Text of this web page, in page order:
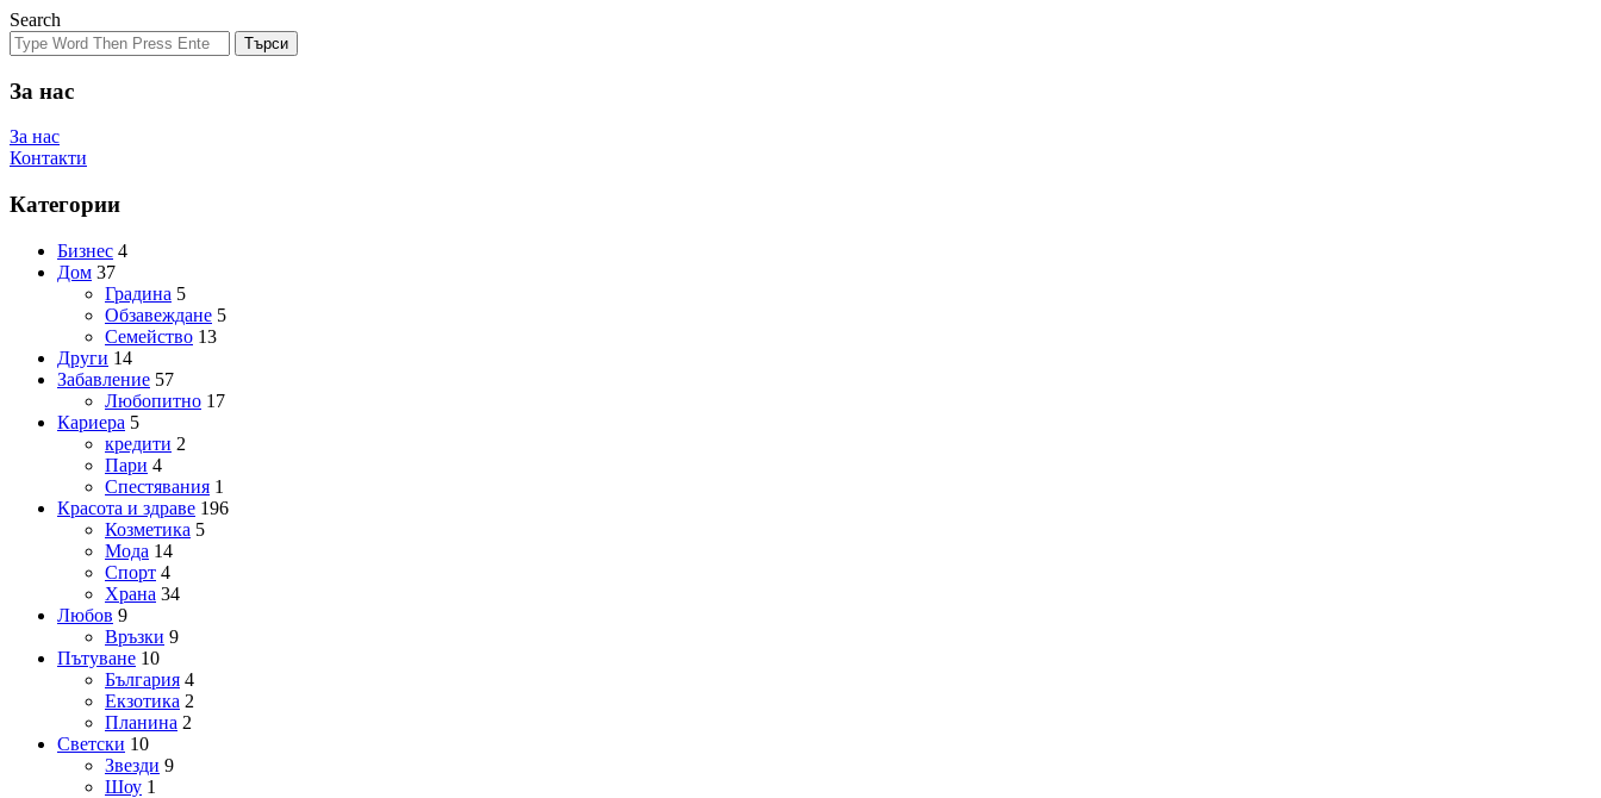
Search
Търси
За нас
За нас
Контакти
Категории
Бизнес 4
Дом 37
Градина 5
Обзавеждане 5
Семейство 13
Други 14
Забавление 57
Любопитно 17
Кариера 5
кредити 2
Пари 4
Спестявания 1
Красота и здраве 196
Козметика 5
Мода 14
Спорт 4
Храна 34
Любов 9
Връзки 9
Пътуване 10
България 4
Екзотика 2
Планина 2
Светски 10
Звезди 9
Шоу 1